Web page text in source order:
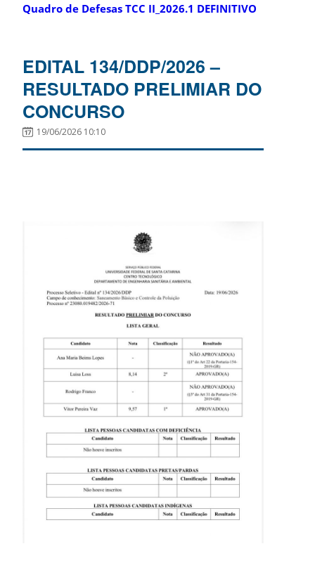
Quadro de Defesas TCC II_2026.1 DEFINITIVO
EDITAL 134/DDP/2026 –
RESULTADO PRELIMIAR DO
CONCURSO
19/06/2026 10:10